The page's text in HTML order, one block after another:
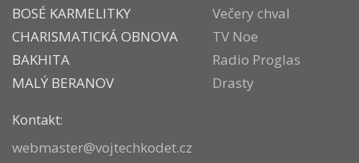
BOSÉ KARMELITKY
CHARISMATICKÁ OBNOVA
BAKHITA
MALÝ BERANOV
Večery chval
TV Noe
Radio Proglas
Drasty
Kontakt:
webmaster@vojtechkodet.cz